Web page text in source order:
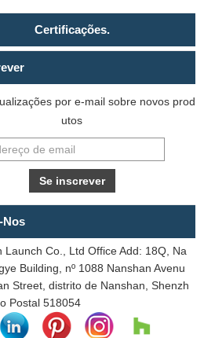
Certificações.
por e-mail sobre novos prod
utos
Nos
Launch Co., Ltd Office Add: 18Q, Na
Building, nº 1088 Nanshan Avenu
Street, distrito de Nanshan, Shenzh
Postal 518054